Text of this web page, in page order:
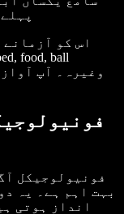
اس کو
وغیرہ۔ آپ
فونیولوجیکل
بہت اہم ہے۔ یہ
انداز ہوتی